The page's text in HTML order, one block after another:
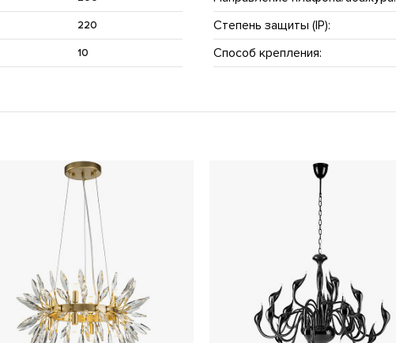
220
10
Степень защиты (IP):
Способ крепления: